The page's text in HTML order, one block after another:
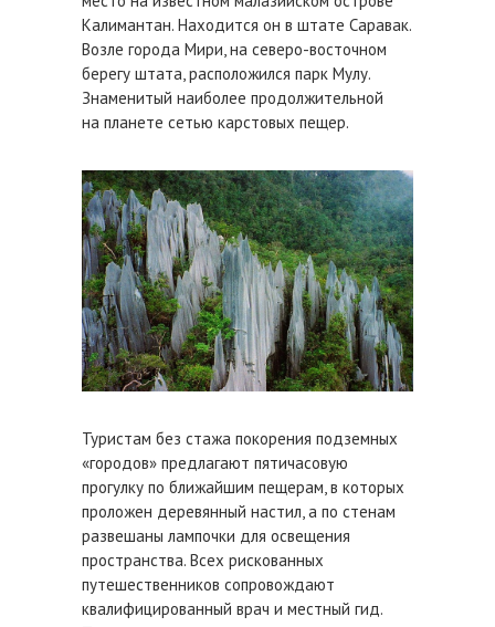
Калимантан. Находится он в штате Саравак.
Возле города Мири, на северо-восточном
берегу штата, расположился парк Мулу.
Знаменитый наиболее продолжительной
на планете сетью карстовых пещер.
Туристам без стажа покорения подземных
«городов» предлагают пятичасовую
прогулку по ближайшим пещерам, в которых
проложен деревянный настил, а по стенам
развешаны лампочки для освещения
пространства. Всех рискованных
путешественников сопровождают
квалифицированный врач и местный гид.